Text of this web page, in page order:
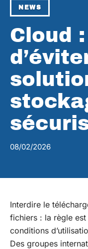
NEWS
Cloud
08/02/2026
Interdire le
fichiers : la règle
conditions
Des groupes